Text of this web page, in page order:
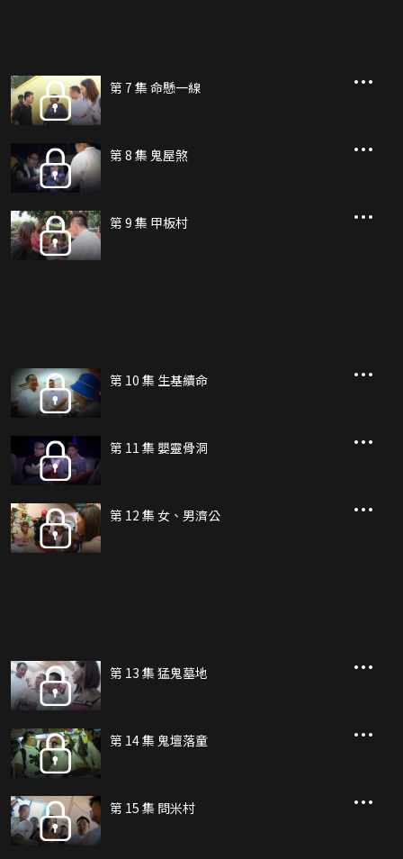
第 7 集 命懸一線
第 8 集 鬼屋煞
第 9 集 甲板村
第 10 集 生基續命
第 11 集 嬰靈骨洞
第 12 集 女、男濟公
第 13 集 猛鬼墓地
第 14 集 鬼壇落童
第 15 集 問米村